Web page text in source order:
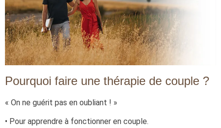
Pourquoi faire une thérapie de couple ?
« On ne guérit pas en oubliant ! »
• Pour apprendre à fonctionner en couple.